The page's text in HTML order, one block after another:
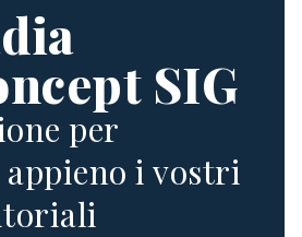
SIG
per
i vostri